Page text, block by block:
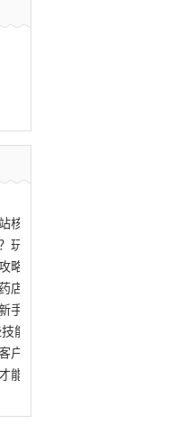
核心原则解析
玩家如何应对？
略与秘密结局揭秘
店位置？
手快速入门攻略全解析？
能？
户端才能玩吗？
能合成？